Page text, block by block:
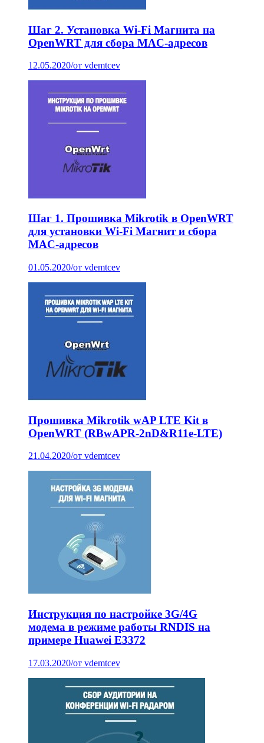
Шаг 2. Установка Wi-Fi Магнита на
OpenWRT для сбора MAC-адресов
12.05.2020/от vdemtcev
Шаг 1. Прошивка Mikrotik в OpenWRT
для установки Wi-Fi Магнит и сбора
MAC-адресов
01.05.2020/от vdemtcev
Прошивка Mikrotik wAP LTE Kit в
OpenWRT (RBwAPR-2nD&R11e-LTE)
21.04.2020/от vdemtcev
Инструкция по настройке 3G/4G
модема в режиме работы RNDIS на
примере Huawei E3372
17.03.2020/от vdemtcev